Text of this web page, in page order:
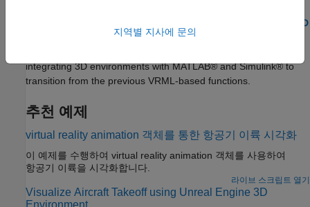
Transition Aero.VirtualRealityAnimation to Unreal Engine 3D
integrating 3D environments with MATLAB® and Simulink® to
transition from the previous VRML-based functions.
추천 예제
virtual reality animation 객체를 통한 항공기 이륙 시각화
이 예제를 수행하여 virtual reality animation 객체를 사용하여
항공기 이륙을 시각화합니다.
라이브 스크립트 열기
Visualize Aircraft Takeoff using Unreal Engine 3D
지역별 지사에 문의